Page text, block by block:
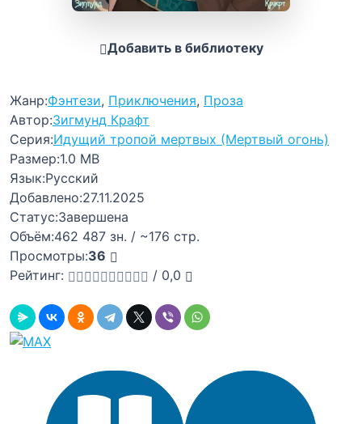
Добавить в библиотеку
Жанр:Фэнтези, Приключения, Проза
Автор:Зигмунд Крафт
Серия:Идущий тропой мертвых (Мертвый огонь)
Размер:1.0 MB
Язык:Русский
Добавлено:27.11.2025
Статус:Завершена
Объём:462 487 зн. / ~176 стр.
Просмотры:36
Рейтинг:
/ 0,0